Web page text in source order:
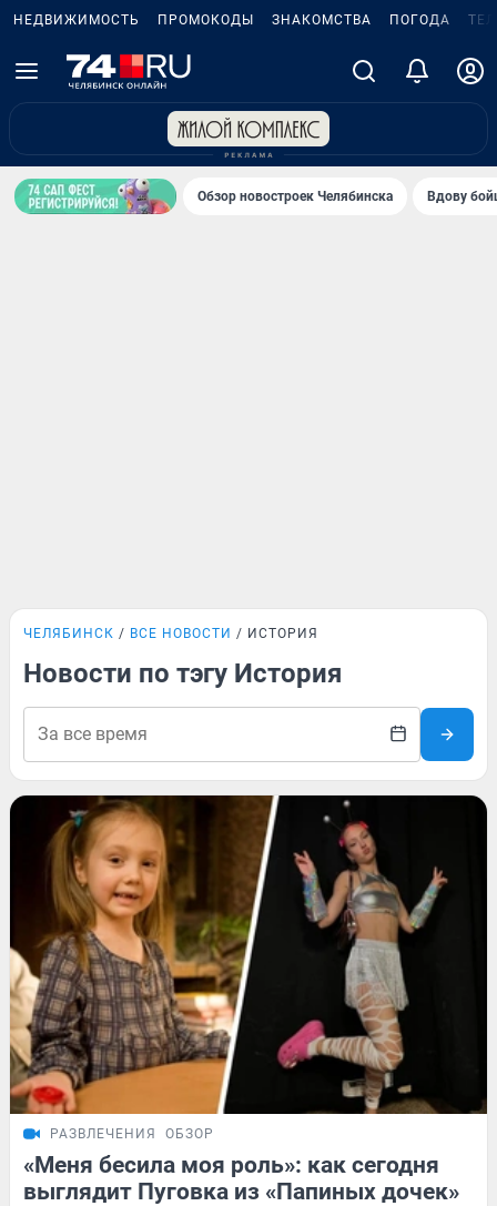
НЕДВИЖИМОСТЬ ПРОМОКОДЫ ЗНАКОМСТВА ПОГОДА
Обзор новостроек Челябинска Вдову
ЧЕЛЯБИНСК ВСЕ НОВОСТИ ИСТОРИЯ
Новости по тэгу История
РАЗВЛЕЧЕНИЯ ОБЗОР
«Меня бесила моя роль»: как сегодня
выглядит Пуговка из «Папиных дочек»